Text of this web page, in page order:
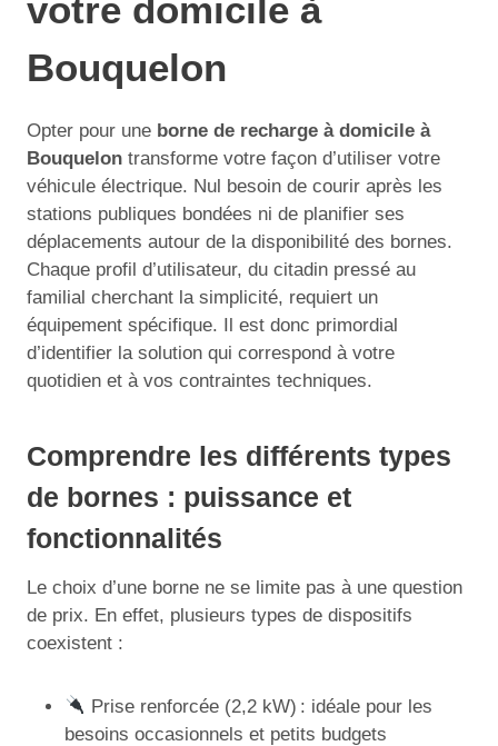
votre domicile à
Bouquelon
Opter pour une borne de recharge à domicile à
Bouquelon transforme votre façon d’utiliser votre
véhicule électrique. Nul besoin de courir après les
stations publiques bondées ni de planifier ses
déplacements autour de la disponibilité des bornes.
Chaque profil d’utilisateur, du citadin pressé au
familial cherchant la simplicité, requiert un
équipement spécifique. Il est donc primordial
d’identifier la solution qui correspond à votre
quotidien et à vos contraintes techniques.
Comprendre les différents types
de bornes : puissance et
fonctionnalités
Le choix d’une borne ne se limite pas à une question
de prix. En effet, plusieurs types de dispositifs
coexistent :
Prise renforcée (2,2 kW) : idéale pour les
besoins occasionnels et petits budgets